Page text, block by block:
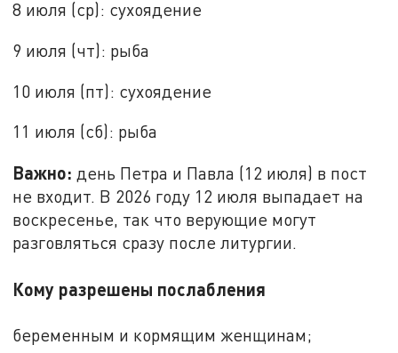
8 июля (ср): сухоядение
9 июля (чт): рыба
10 июля (пт): сухоядение
11 июля (сб): рыба
Важно: день Петра и Павла (12 июля) в пост
не входит. В 2026 году 12 июля выпадает на
воскресенье, так что верующие могут
разговляться сразу после литургии.
Кому разрешены послабления
беременным и кормящим женщинам;